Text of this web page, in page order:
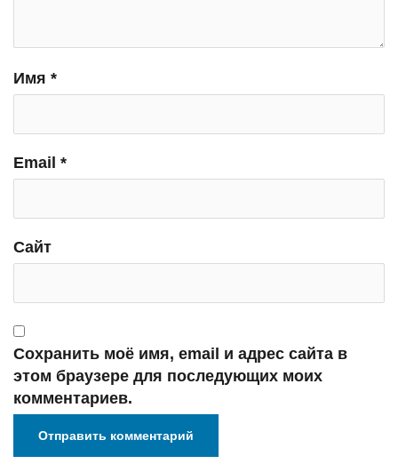
Имя *
Email *
Сайт
Сохранить моё имя, email и адрес сайта в
этом браузере для последующих моих
комментариев.